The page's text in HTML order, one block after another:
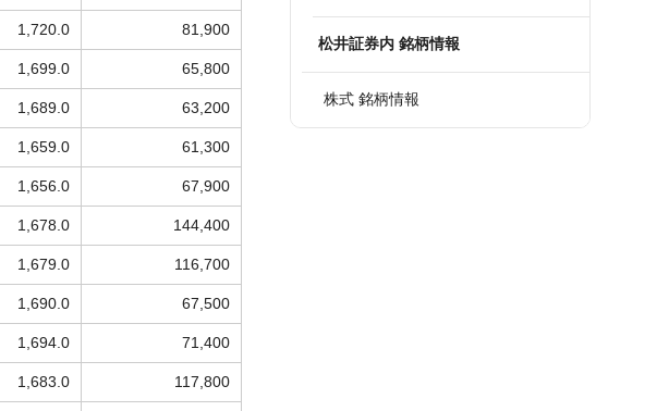
1,720.0 81,900
1,699.0 65,800
1,689.0 63,200
1,659.0 61,300
1,656.0 67,900
1,678.0 144,400
1,679.0 116,700
1,690.0 67,500
1,694.0 71,400
1,683.0 117,800
松井証券内 銘柄情報
株式 銘柄情報